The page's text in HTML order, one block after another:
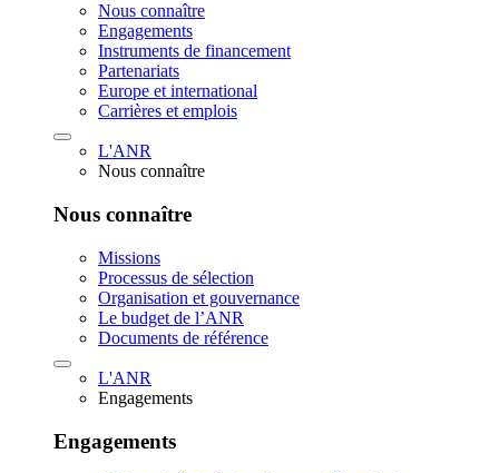
Nous connaître
Engagements
Instruments de financement
Partenariats
Europe et international
Carrières et emplois
L'ANR
Nous connaître
Nous connaître
Missions
Processus de sélection
Organisation et gouvernance
Le budget de l’ANR
Documents de référence
L'ANR
Engagements
Engagements